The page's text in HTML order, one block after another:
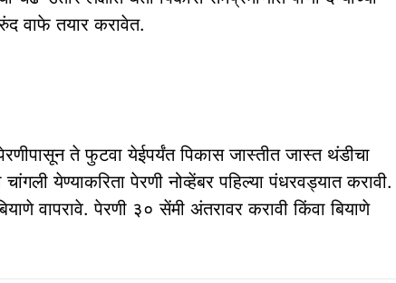
वाफे तयार करावेत.
ते फुटवा येईपर्यंत पिकास जास्तीत जास्त थंडीचा
येण्याकरिता पेरणी नोव्हेंबर पहिल्या पंधरवड्यात करावी.
वापरावे. पेरणी ३० सेंमी अंतरावर करावी किंवा बियाणे